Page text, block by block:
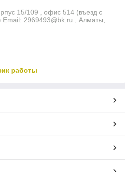
15/109 , офис 514 (въезд с
2969493@bk.ru , Алматы,
работы